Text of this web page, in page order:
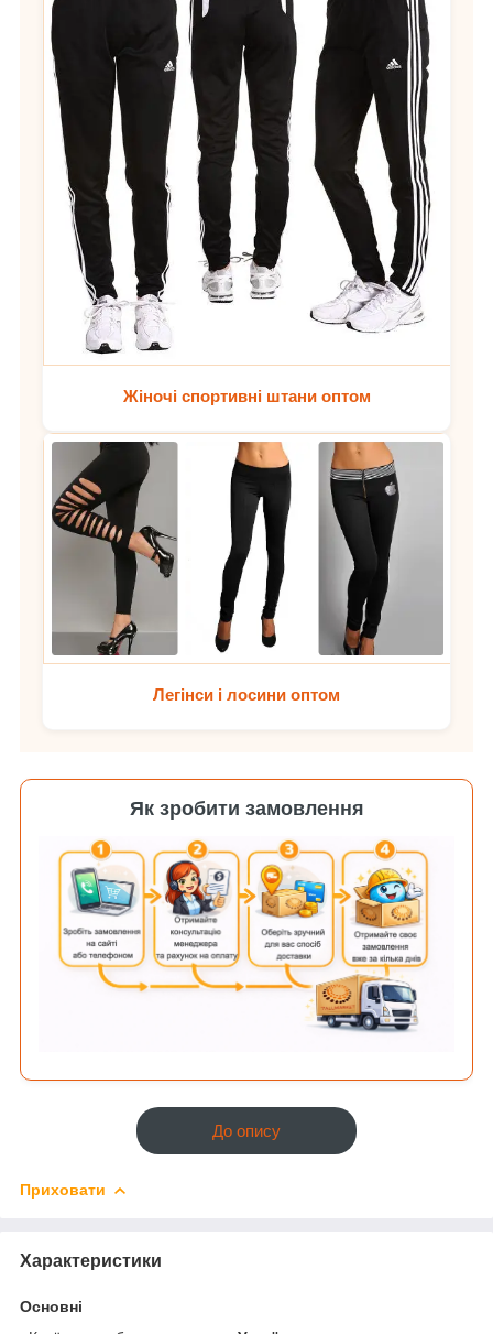
Жіночі спортивні штани оптом
Легінси і лосини оптом
Як зробити замовлення
До опису
Приховати
Характеристики
Основні